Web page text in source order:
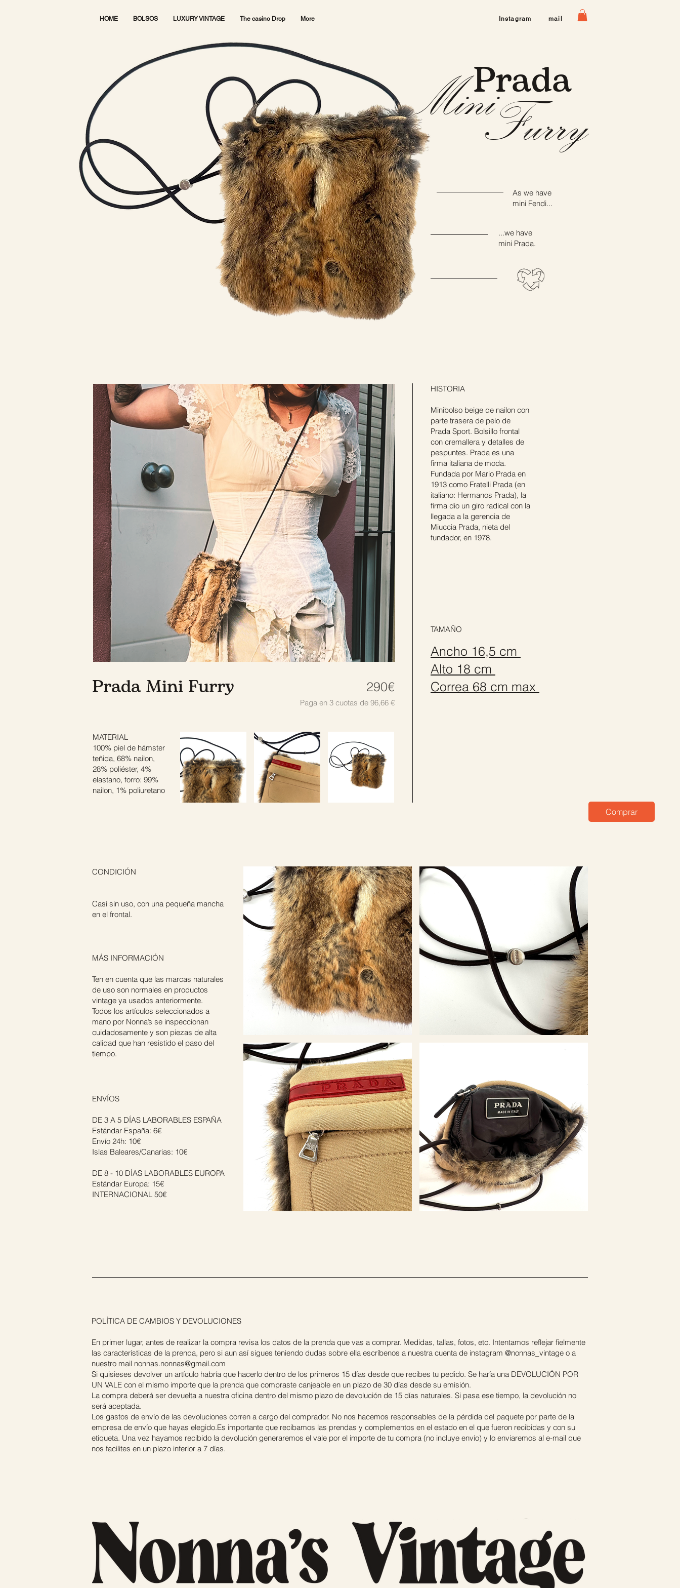
Comprar
HOME BOLSOS LUXURY VINTAGE The casino Drop More Instagram mail
As we have
mini Fendi...
MiniPrada
Furry
...we have
mini Prada.
Prada Mini Furry 290€
Paga en 3 cuotas de 96,66 €
MATERIAL
100% piel de hámster
teñida, 68% nailon,
28% poliéster, 4%
elastano, forro: 99%
nailon, 1% poliuretano
HISTORIA
Minibolso beige de nailon con
parte trasera de pelo de
Prada Sport. Bolsillo frontal
con cremallera y detalles de
pespuntes. Prada es una
firma italiana de moda.
Fundada por Mario Prada en
1913 como Fratelli Prada (en
italiano: Hermanos Prada), la
firma dio un giro radical con la
llegada a la gerencia de
Miuccia Prada, nieta del
fundador, en 1978.
TAMAÑO
Ancho 16,5 cm
Alto 18 cm
Correa 68 cm max
CONDICIÓN
Casi sin uso, con una pequeña mancha
en el frontal.
MÁS INFORMACIÓN
Ten en cuenta que las marcas naturales
de uso son normales en productos
vintage ya usados anteriormente.
Todos los artículos seleccionados a
mano por Nonna’s se inspeccionan
cuidadosamente y son piezas de alta
calidad que han resistido el paso del
tiempo.
ENVÍOS
DE 3 A 5 DÍAS LABORABLES ESPAÑA
Estándar España: 6€
Envío 24h: 10€
Islas Baleares/Canarias: 10€
DE 8 - 10 DÍAS LABORABLES EUROPA
Estándar Europa: 15€
INTERNACIONAL 50€
POLÍTICA DE CAMBIOS Y DEVOLUCIONES
En primer lugar, antes de realizar la compra revisa los datos de la prenda que vas a comprar. Medidas, tallas, fotos, etc. Intentamos reflejar fielmente
las características de la prenda, pero si aun así sigues teniendo dudas sobre ella escríbenos a nuestra cuenta de instagram @nonnas_vintage o a
nuestro mail nonnas.nonnas@gmail.com
Si quisieses devolver un artículo habría que hacerlo dentro de los primeros 15 días desde que recibes tu pedido. Se haría una DEVOLUCIÓN POR
UN VALE con el mismo importe que la prenda que compraste canjeable en un plazo de 30 días desde su emisión.
La compra deberá ser devuelta a nuestra oficina dentro del mismo plazo de devolución de 15 días naturales. Si pasa ese tiempo, la devolución no
será aceptada.
Los gastos de envío de las devoluciones corren a cargo del comprador. No nos hacemos responsables de la pérdida del paquete por parte de la
empresa de envío que hayas elegido.Es importante que recibamos las prendas y complementos en el estado en el que fueron recibidas y con su
etiqueta. Una vez hayamos recibido la devolución generaremos el vale por el importe de tu compra (no incluye envío) y lo enviaremos al e-mail que
nos facilites en un plazo inferior a 7 días.